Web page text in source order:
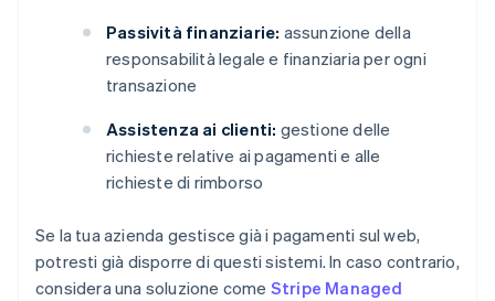
Passività finanziarie: assunzione della
responsabilità legale e finanziaria per ogni
transazione
Assistenza ai clienti: gestione delle
richieste relative ai pagamenti e alle
richieste di rimborso
Se la tua azienda gestisce già i pagamenti sul web,
potresti già disporre di questi sistemi. In caso contrario,
considera una soluzione come Stripe Managed